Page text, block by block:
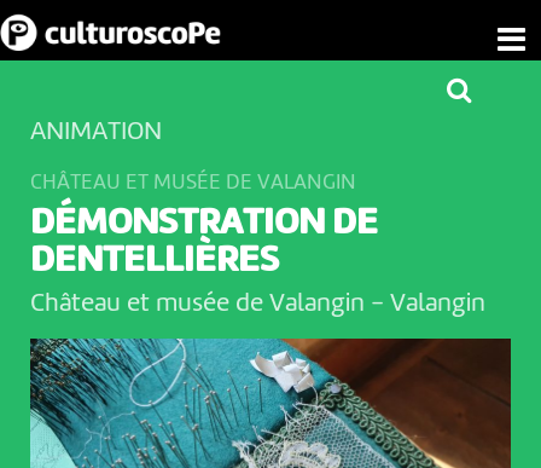
ANIMATION
CHÂTEAU ET MUSÉE DE VALANGIN
DÉMONSTRATION DE
DENTELLIÈRES
Château et musée de Valangin - Valangin